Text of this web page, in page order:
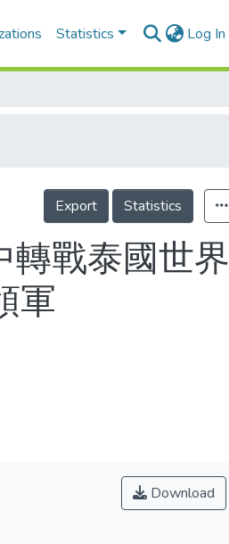
Statistics Log In
Export Statistics
轉戰泰國世界
軍
Download